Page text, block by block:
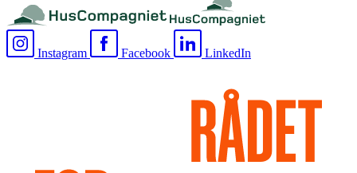
Instagram Facebook LinkedIn